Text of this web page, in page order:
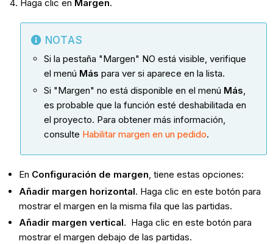
Haga clic en Margen.
NOTAS
Si la pestaña "Margen" NO está visible, verifique
el menú Más para ver si aparece en la lista.
Si "Margen" no está disponible en el menú Más,
es probable que la función esté deshabilitada en
el proyecto. Para obtener más información,
consulte Habilitar margen en un pedido.
En Configuración de margen, tiene estas opciones:
Añadir margen horizontal. Haga clic en este botón para
mostrar el margen en la misma fila que las partidas.
Añadir margen vertical. Haga clic en este botón para
mostrar el margen debajo de las partidas.